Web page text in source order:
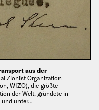
aus der
Zionist Organization
WIZO), die größte
der Welt, gründete in
und unter…